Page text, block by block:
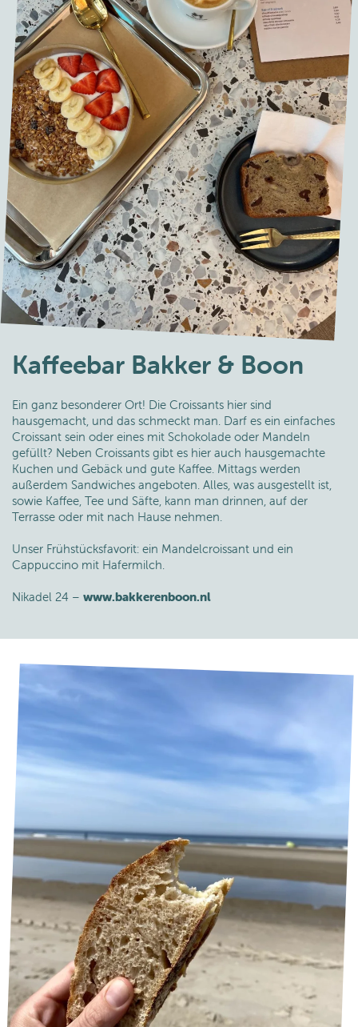
Kaffeebar Bakker & Boon
Ein ganz besonderer Ort! Die Croissants hier sind
hausgemacht, und das schmeckt man. Darf es ein einfaches
Croissant sein oder eines mit Schokolade oder Mandeln
gefüllt? Neben Croissants gibt es hier auch hausgemachte
Kuchen und Gebäck und gute Kaffee. Mittags werden
außerdem Sandwiches angeboten. Alles, was ausgestellt ist,
sowie Kaffee, Tee und Säfte, kann man drinnen, auf der
Terrasse oder mit nach Hause nehmen.
Unser Frühstücksfavorit: ein Mandelcroissant und ein
Cappuccino mit Hafermilch.
Nikadel 24 – www.bakkerenboon.nl